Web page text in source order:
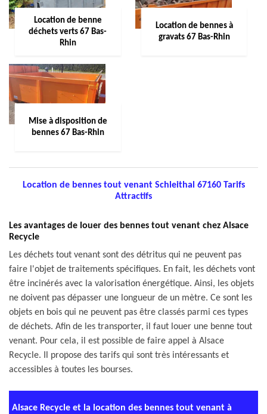
Location de benne
déchets verts 67 Bas-
Rhin
Location de bennes à
gravats 67 Bas-Rhin
Mise à disposition de
bennes 67 Bas-Rhin
Location de bennes tout venant Schleithal 67160 Tarifs
Attractifs
Les avantages de louer des bennes tout venant chez Alsace
Recycle
Les déchets tout venant sont des détritus qui ne peuvent pas
faire l'objet de traitements spécifiques. En fait, les déchets vont
être incinérés avec la valorisation énergétique. Ainsi, les objets
ne doivent pas dépasser une longueur de un mètre. Ce sont les
objets en bois qui ne peuvent pas être classés parmi ces types
de déchets. Afin de les transporter, il faut louer une benne tout
venant. Pour cela, il est possible de faire appel à Alsace
Recycle. Il propose des tarifs qui sont très intéressants et
accessibles à toutes les bourses.
Alsace Recycle et la location des bennes tout venant à